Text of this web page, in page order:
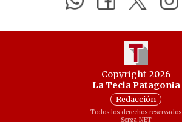
Copyright 2026
La Tecla Patagonia
Redacción
Todos los derechos reservados
Serga.NET